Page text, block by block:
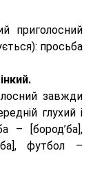
приголосний
просьба
завжди
глухий і
– [бород’ба],
футбол –